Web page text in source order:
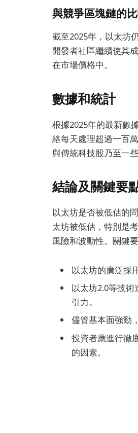
與競爭區塊鏈的
截至2025年，以太坊
開發者社區繼續使其
在市場價格中。
數據和統計
根據2025年的最新數
絡每天處理超過一百
與傳統科技股乃至一
結論及關鍵要
以太坊是否被低估的
太坊被低估，特別是
風險和波動性。關鍵
以太坊的廣泛採
以太坊2.0等技
引力。
儘管基本面強勁
投資者應進行徹
的因素。